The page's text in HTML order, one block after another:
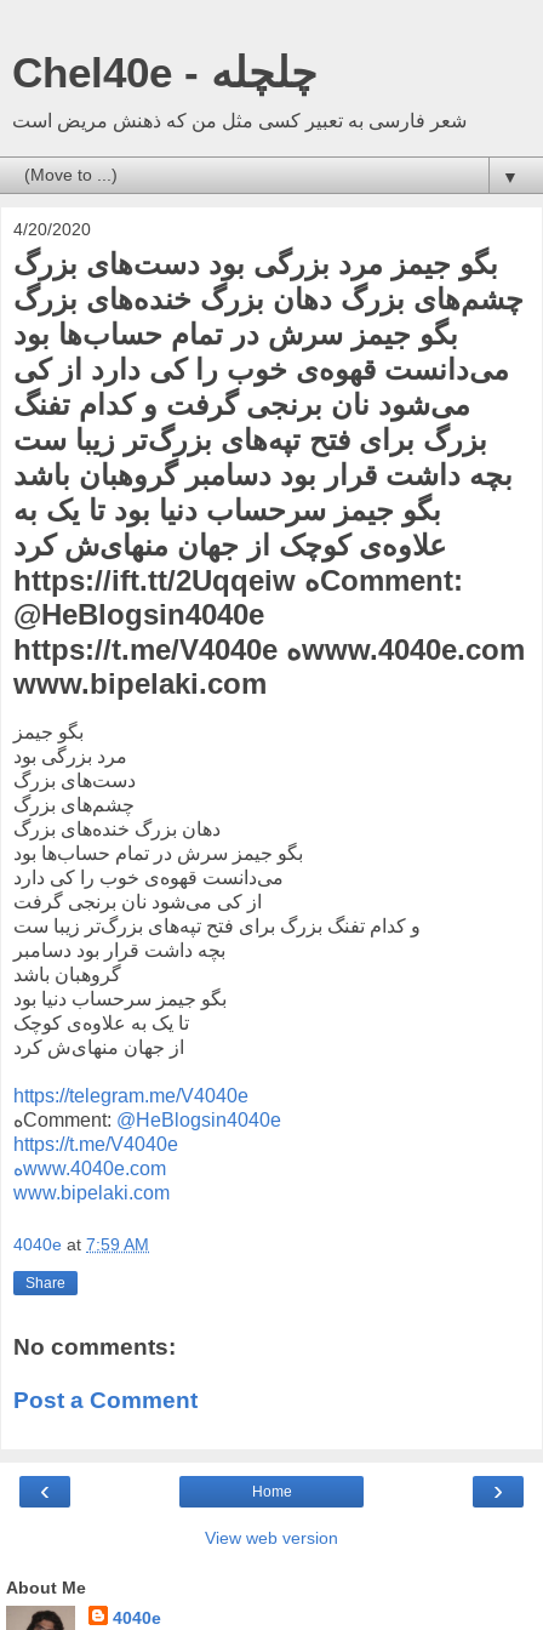
Chel40e - چلچله
شعر فارسی به تعبیر کسی مثل من که ذهنش مریض است
▼
4/20/2020
بگو جیمز مرد بزرگی بود دست‌های بزرگ
چشم‌های بزرگ دهان بزرگ خنده‌های بزرگ
بگو جیمز سرش در تمام حساب‌ها بود
می‌دانست قهوه‌ی خوب را کی دارد از کی
می‌شود نان برنجی گرفت و کدام تفنگ
بزرگ برای فتح تپه‌های بزرگ‌تر زیبا ست
بچه داشت‌ قرار بود دسامبر گروهبان باشد
بگو جیمز سرحساب دنیا بود تا یک به
علاوه‌ی کوچک از جهان منهای‌ش کرد
https://ift.tt/2Uqqeiw هComment:
@HeBlogsin4040e
https://t.me/V4040e هwww.4040e.com
www.bipelaki.com
بگو جیمز
مرد بزرگی بود
دست‌های بزرگ
چشم‌های بزرگ
دهان بزرگ خنده‌های بزرگ
بگو جیمز سرش در تمام حساب‌ها بود
می‌دانست قهوه‌ی خوب را کی دارد
از کی می‌شود نان برنجی گرفت
و کدام تفنگ بزرگ برای فتح تپه‌های بزرگ‌تر زیبا ست
بچه داشت‌ قرار بود دسامبر
گروهبان باشد
بگو جیمز سرحساب دنیا بود
تا یک به علاوه‌ی کوچک
از جهان منهای‌ش کرد
https://telegram.me/V4040e
هComment: @HeBlogsin4040e
https://t.me/V4040e
هwww.4040e.com
www.bipelaki.com
4040e at 7:59 AM
Share
No comments:
Post a Comment
‹ ›
Home
View web version
About Me
4040e